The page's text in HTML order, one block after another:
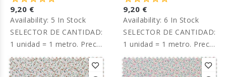
9,20 €
Availability: 5 In Stock
SELECTOR DE CANTIDAD:
1 unidad = 1 metro. Precio
por metro.
9,20 €
Availability: 6 In Stock
SELECTOR DE CANTIDAD:
1 unidad = 1 metro. Precio
por metro